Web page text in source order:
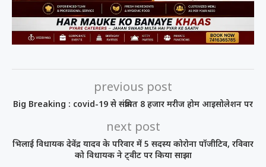
previous post
Big Breaking : covid-19 से संक्रमित 8 हजार मरीज होम आइसोलेशन पर
next post
भिलाई विधायक देवेंद्र यादव के परिवार में 5 सदस्य कोरोना पॉजीटिव, रविवार
को विधायक ने ट्वीट पर किया साझा